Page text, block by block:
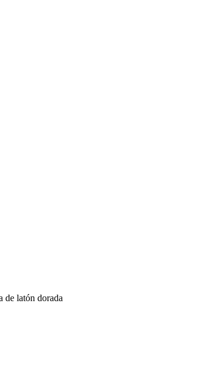
de latón dorada